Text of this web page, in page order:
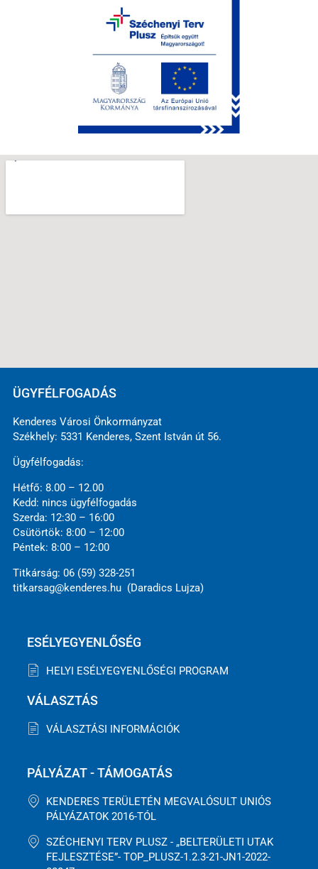
ÜGYFÉLFOGADÁS
Kenderes Városi Önkormányzat
Székhely: 5331 Kenderes, Szent István út 56.
Ügyfélfogadás:
Hétfő: 8.00 – 12.00
Kedd: nincs ügyfélfogadás
Szerda: 12:30 – 16:00
Csütörtök: 8:00 – 12:00
Péntek: 8:00 – 12:00
Titkárság: 06 (59) 328-251
titkarsag@kenderes.hu (Daradics Lujza)
ESÉLYEGYENLŐSÉG
HELYI ESÉLYEGYENLŐSÉGI PROGRAM
VÁLASZTÁS
VÁLASZTÁSI INFORMÁCIÓK
PÁLYÁZAT - TÁMOGATÁS
KENDERES TERÜLETÉN MEGVALÓSULT UNIÓS
PÁLYÁZATOK 2016-TÓL
SZÉCHENYI TERV PLUSZ - „BELTERÜLETI UTAK
FEJLESZTÉSE”- TOP_PLUSZ-1.2.3-21-JN1-2022-